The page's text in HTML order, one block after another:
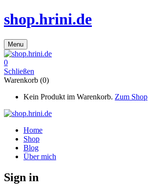
shop.hrini.de
Menu
0
Schließen
Warenkorb (0)
Kein Produkt im Warenkorb. Zum Shop
Home
Shop
Blog
Über mich
Sign in